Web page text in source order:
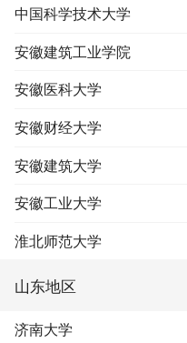
中国科学技术大学
安徽建筑工业学院
安徽医科大学
安徽财经大学
安徽建筑大学
安徽工业大学
淮北师范大学
山东地区
济南大学